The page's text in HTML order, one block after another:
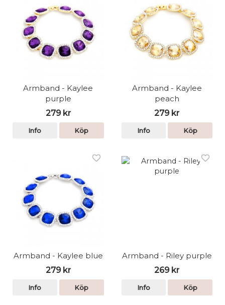
Armband - Kaylee
purple
279 kr
Info Köp
Armband - Kaylee
peach
279 kr
Info Köp
Armband - Kaylee blue
279 kr
Info Köp
Armband - Riley purple
269 kr
Info Köp